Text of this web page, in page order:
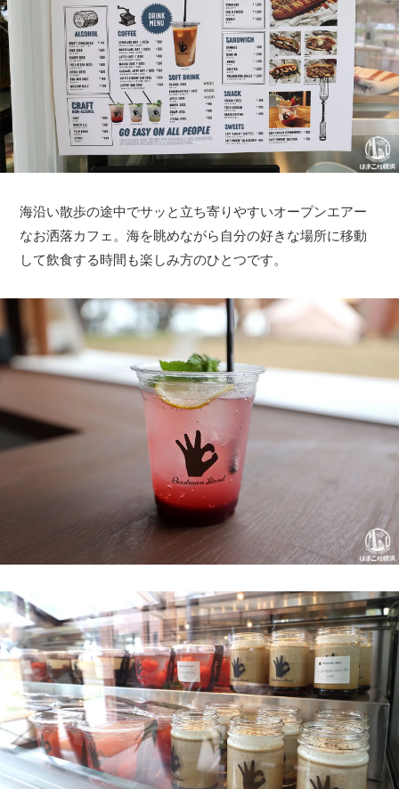
海沿い散歩の途中でサッと立ち寄りやすいオープンエアー
なお洒落カフェ。海を眺めながら自分の好きな場所に移動
して飲食する時間も楽しみ方のひとつです。